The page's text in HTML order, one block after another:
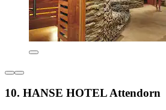
10. HANSE HOTEL Attendorn